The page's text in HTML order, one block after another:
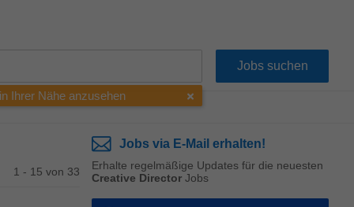
Ihrer Nähe anzusehen
1 - 15 von 33
Jobs via E-Mail erhalten!
Erhalte regelmäßige Updates für die neuesten
Creative Director Jobs